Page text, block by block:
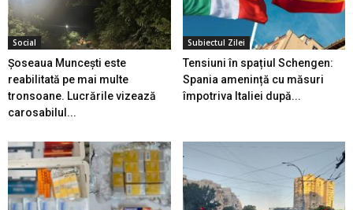
Social
Șoseaua Muncești este
reabilitată pe mai multe
tronsoane. Lucrările vizează
carosabilul...
Subiectul Zilei
Tensiuni în spațiul Schengen:
Spania amenință cu măsuri
împotriva Italiei după...